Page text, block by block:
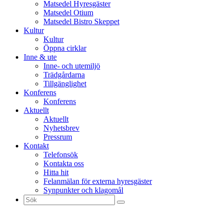
Matsedel Hyresgäster
Matsedel Otium
Matsedel Bistro Skeppet
Kultur
Kultur
Öppna cirklar
Inne & ute
Inne- och utemiljö
Trädgårdarna
Tillgänglighet
Konferens
Konferens
Aktuellt
Aktuellt
Nyhetsbrev
Pressrum
Kontakt
Telefonsök
Kontakta oss
Hitta hit
Felanmälan för externa hyresgäster
Synpunkter och klagomål
Sök
efter: